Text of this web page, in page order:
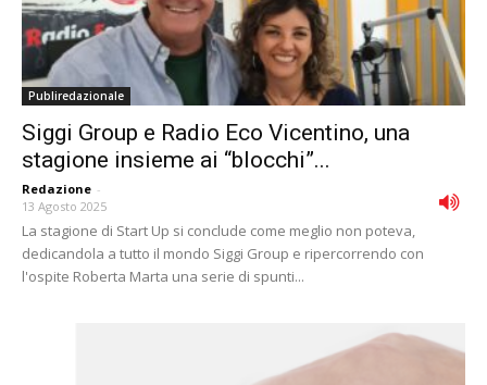
Publiredazionale
Siggi Group e Radio Eco Vicentino, una
stagione insieme ai “blocchi”...
Redazione -
13 Agosto 2025
La stagione di Start Up si conclude come meglio non poteva,
dedicandola a tutto il mondo Siggi Group e ripercorrendo con
l'ospite Roberta Marta una serie di spunti...